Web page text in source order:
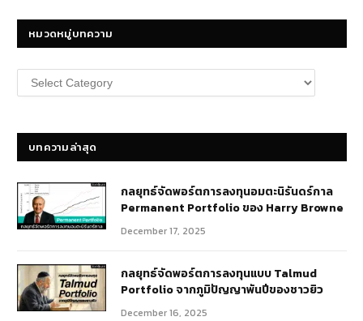
หมวดหมู่บทความ
หมวด
หมู่
บทความล่าสุด
กลยุทธ์​จัดพอร์ตการลงทุนอมตะนิรันดร์กาล
Permanent Portfolio ของ Harry Browne
December 17, 2025
กลยุทธ์จัดพอร์ตการลงทุนแบบ Talmud
Portfolio จากภูมิปัญญาพันปีของชาวยิว
December 16, 2025